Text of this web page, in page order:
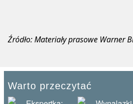
Źródło: Materiały prasowe Warner
Warto przeczytać